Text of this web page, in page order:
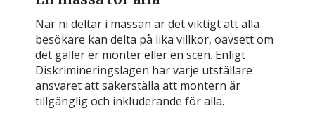
När ni deltar i mässan är det viktigt att alla
besökare kan delta på lika villkor, oavsett om
det gäller er monter eller en scen. Enligt
Diskrimineringslagen har varje utställare
ansvaret att säkerställa att montern är
tillgänglig och inkluderande för alla.